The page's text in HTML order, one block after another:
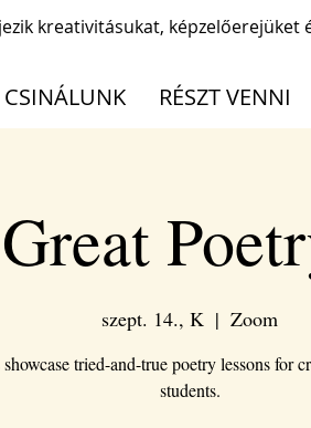
kreativitásukat, képzelőerejüket
RÉSZT VENNI
szept. 14., K
  |
Zoom
showcase tried-and-true poetry lessons for
students.